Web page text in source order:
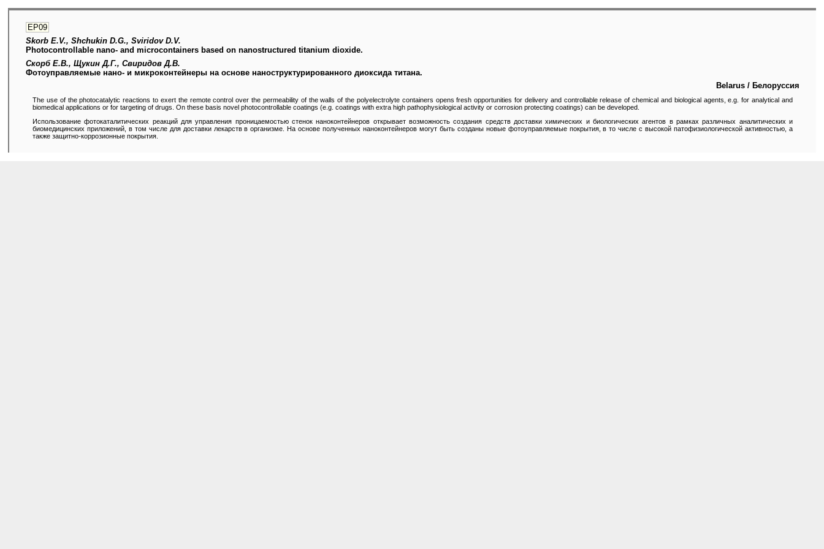
EP09
Skorb E.V., Shchukin D.G., Sviridov D.V.
Photocontrollable nano- and microcontainers based on nanostructured titanium dioxide.
Скорб Е.В., Щукин Д.Г., Свиридов Д.В.
Фотоуправляемые нано- и микроконтейнеры на основе наноструктурированного диоксида титана.
Belarus / Белоруссия
The use of the photocatalytic reactions to exert the remote control over the permeability of the walls of the polyelectrolyte containers opens fresh opportunities for delivery and controllable release of chemical and biological agents, e.g. for analytical and
biomedical applications or for targeting of drugs. On these basis novel photocontrollable coatings (e.g. coatings with extra high pathophysiological activity or corrosion protecting coatings) can be developed.
Использование фотокаталитических реакций для управления проницаемостью стенок наноконтейнеров открывает возможность создания средств доставки химических и биологических агентов в рамках различных аналитических и
биомедицинских приложений, в том числе для доставки лекарств в организме. На основе полученных наноконтейнеров могут быть созданы новые фотоуправляемые покрытия, в то числе с высокой патофизиологической активностью, а
также защитно-коррозионные покрытия.